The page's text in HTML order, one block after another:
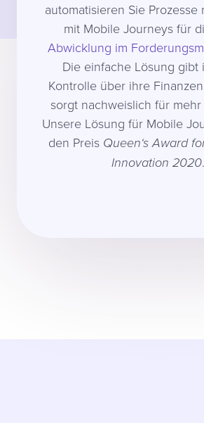
automatisieren Sie Prozesse
mit Mobile Journeys für
Abwicklung im
Die einfache Lösung gibt
Kontrolle über ihre
sorgt nachweislich für
Unsere Lösung für Mobile
den Preis Queen‘s Award
Innovation 2020.